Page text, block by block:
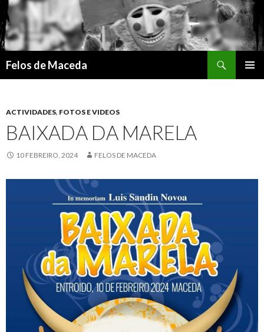
Felos de Maceda
ACTIVIDADES, FOTOS E VIDEOS
BAIXADA DA MARELA
10 FEBREIRO, 2024 FELOS DE MACEDA